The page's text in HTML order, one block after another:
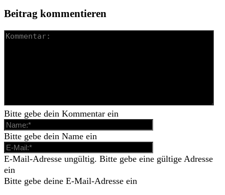
Beitrag kommentieren
Bitte gebe dein Kommentar ein
Bitte gebe dein Name ein
E-Mail-Adresse ungültig. Bitte gebe eine gültige Adresse
ein
Bitte gebe deine E-Mail-Adresse ein